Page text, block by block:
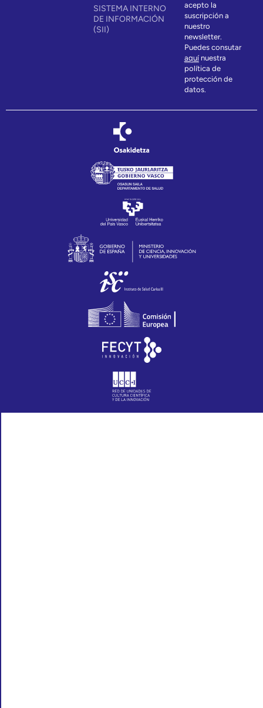
SISTEMA INTERNO
DE INFORMACIÓN
(SII)
acepto la
suscripción a
nuestro
newsletter.
Puedes consutar
aquínuestra
política de
protección de
datos.